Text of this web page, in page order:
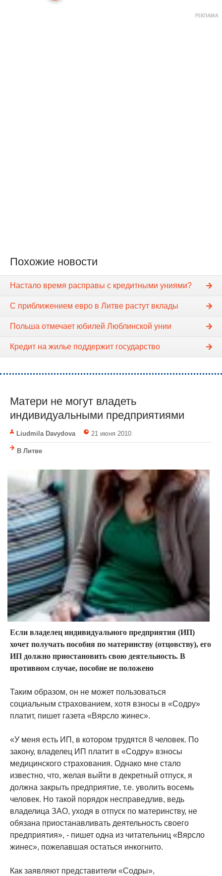
Похожие новости
Настало время расправы с кредитными униями?
С приближением евро в Литве растут вклады
Польша отмечает юбилей Люблинской унии
Кредит на жилье поддержит государство
Матери не могут владеть
индивидуальными предприятиями
Liudmila Davydova 21 июня 2010
В Литве
Если владелец индивидуального предприятия (ИП)
хочет получать пособия по материнству (отцовству), его
ИП должно приостановить свою деятельность. В
противном случае, пособие не положено
Таким образом, он не может пользоваться
социальным страхованием, хотя взносы в «Содру»
платит, пишет газета «Вярсло жинес».
«У меня есть ИП, в котором трудятся 8 человек. По
закону, владелец ИП платит в «Содру» взносы
медицинского страхования. Однако мне стало
известно, что, желая выйти в декретный отпуск, я
должна закрыть предприятие, т.е. уволить восемь
человек. Но такой порядок несправедлив, ведь
владелица ЗАО, уходя в отпуск по материнству, не
обязана приостанавливать деятельность своего
предприятия», - пишет одна из читательниц «Вярсло
жинес», пожелавшая остаться инкогнито.
Как заявляют представители «Содры»,